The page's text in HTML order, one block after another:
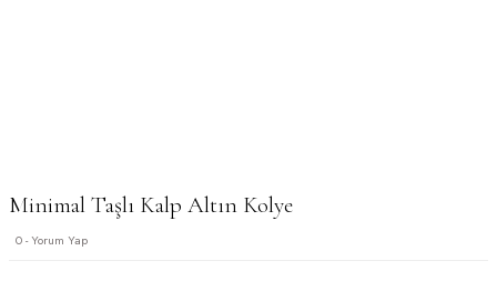
Minimal Taşlı Kalp Altın Kolye
0 - Yorum Yap